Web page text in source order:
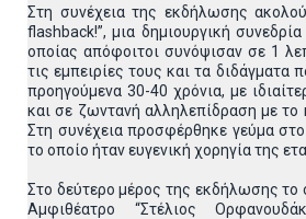
Στη συνέχεια της εκδήλωσης
flashback!”, μια δημιουργική
οποίας απόφοιτοι συνόψισαν σε 1
τις εμπειρίες τους και τα διδάγματα
προηγούμενα 30-40 χρόνια, με
και σε ζωντανή αλληλεπίδραση με το
Στη συνέχεια προσφέρθηκε γεύμα
το οποίο ήταν ευγενική χορηγία της
Στο δεύτερο μέρος της εκδήλωσης το
Αμφιθέατρο “Στέλιος